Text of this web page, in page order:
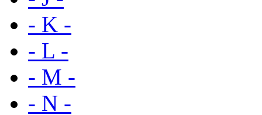
- K -
- L -
- M -
- N -